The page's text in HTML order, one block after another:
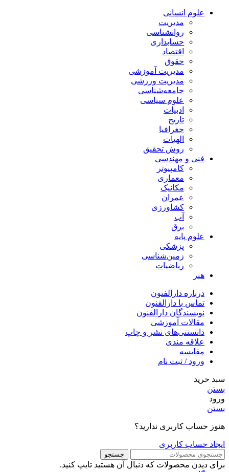
علوم انسانی
مدیریت
روانشناسی
حسابداری
اقتصاد
حقوق
مدیریت آموزشی
مدیریت ورزشی
جامعه‌شناسی
علوم سیاسی
ادبیات
تاریخ
جغرافیا
الهیات
روش تحقیق
فنی و مهندسی
کامپیوتر
معماری
مکانیک
عمران
کشاورزی
آب
برق
علوم پایه
پزشکی
زمین‌شناسی
ریاضیات
هنر
درباره دارالفنون
تماس با دارالفنون
نویسندگان دارالفنون
مقالات آموزشی
دانستنی‌های نشر و چاپ
علاقه مندی
مقایسه
ورود / ثبت نام
سبد خرید
بستن
ورود
بستن
هنوز حساب کاربری ندارید؟
ایجاد حساب کاربری
جستجو
برای دیدن محصولات که دنبال آن هستید تایپ کنید.